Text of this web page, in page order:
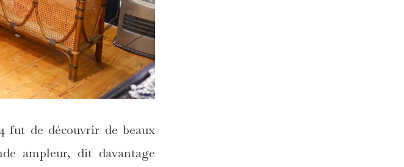
fut de découvrir de beaux
ampleur, dit davantage